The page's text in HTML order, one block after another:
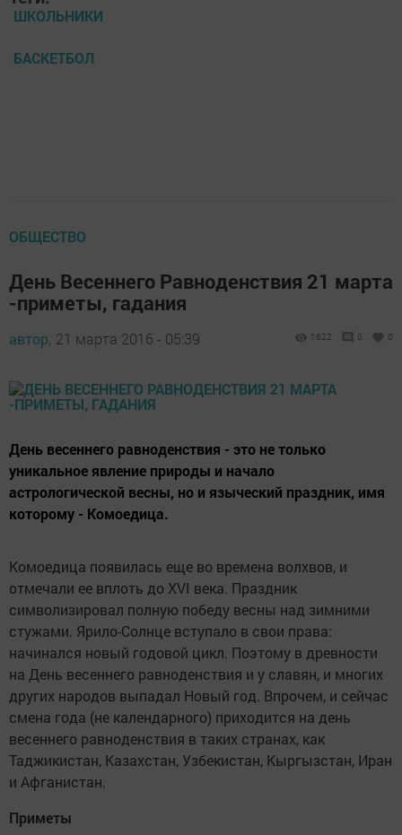
ШКОЛЬНИКИ
БАСКЕТБОЛ
ОБЩЕСТВО
День Весеннего Равноденствия 21 марта
-приметы, гадания
автор, 21 марта 2016 - 05:39 1622 0 0
День весеннего равноденствия - это не только
уникальное явление природы и начало
астрологической весны, но и языческий праздник, имя
которому - Комоедица.
Комоедица появилась еще во времена волхвов, и
отмечали ее вплоть до XVI века. Праздник
символизировал полную победу весны над зимними
стужами. Ярило-Солнце вступало в свои права:
начинался новый годовой цикл. Поэтому в древности
на День весеннего равноденствия и у славян, и многих
других народов выпадал Новый год. Впрочем, и сейчас
смена года (не календарного) приходится на день
весеннего равноденствия в таких странах, как
Таджикистан, Казахстан, Узбекистан, Кыргызстан, Иран
и Афганистан.
Приметы